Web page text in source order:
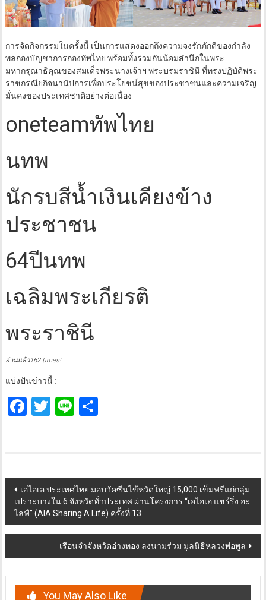
การจัดกิจกรรมในครั้งนี้ เป็นการแสดงออกถึงความจงรักภักดีของกำลัง
พลกองบัญชาการกองทัพไทย พร้อมทั้งร่วมกันน้อมสำนึกในพระ
มหากรุณาธิคุณของสมเด็จพระนางเจ้าฯ พระบรมราชินี ที่ทรงปฏิบัติพระ
ราชกรณียกิจนานัปการเพื่อประโยชน์สุขของประชาชนและความเจริญ
มั่นคงของประเทศชาติอย่างต่อเนื่อง
oneteamทัพไทย
นทพ
นักรบสีน้ำเงินเคียงข้าง
ประชาชน
64ปีนทพ
เฉลิมพระเกียรติ
พระราชินี
อ่านแล้ว162 times!
แบ่งปันข่าวนี้ :
Facebook
Twitter
LineShare
Post
navigation
เอไอเอ ประเทศไทย มอบวัคซีนไข้หวัดใหญ่ 15,000 เข็มฟรีแก่กลุ่ม
เปราะบางใน 6 จังหวัดทั่วประเทศ ผ่านโครงการ “เอไอเอ แชร์ริ่ง อะ
ไลฟ์” (AIA Sharing A Life) ครั้งที่ 13
เรือนจำจังหวัดอ่างทอง ลงนามร่วม มูลนิธิหลวงพ่อพูล
You May Also Like